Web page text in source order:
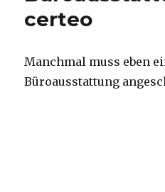
certeo
Manchmal muss eben
Büroausstattung